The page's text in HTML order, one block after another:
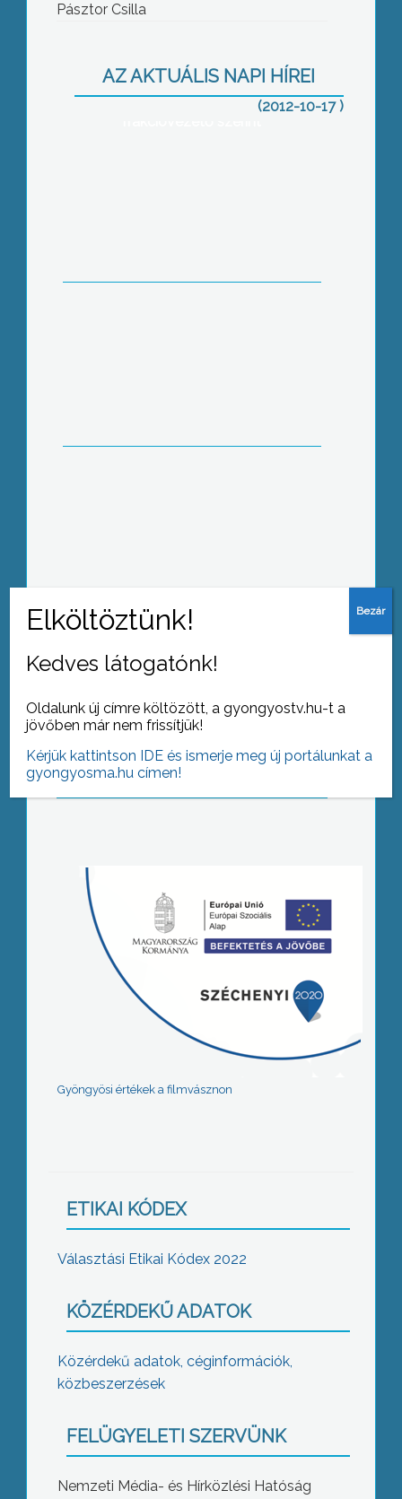
Pásztor Csilla
AZ AKTUÁLIS NAPI HÍREI
(2012-10-17 )
közötti együttműködésbe foglalt
szocialista javaslatok megvalósítását
a gyöngyösi városvezetés az ellenzéki
Gyöngyösi értékek a filmvásznon
ETIKAI KÓDEX
Választási Etikai Kódex 2022
KÖZÉRDEKŰ ADATOK
Közérdekű adatok, céginformációk,
közbeszerzések
FELÜGYELETI SZERVÜNK
Nemzeti Média- és Hírközlési Hatóság
Kedves látogatónk!
Oldalunk új címre költözött, a gyongyostv.hu-t a
jövőben már nem frissítjük!
Kérjük kattintson IDE és ismerje meg új portálunkat a
gyongyosma.hu címen!